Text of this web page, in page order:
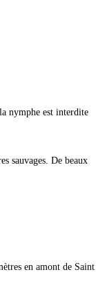
nymphe est interdite
sauvages. De beaux
en amont de Saint